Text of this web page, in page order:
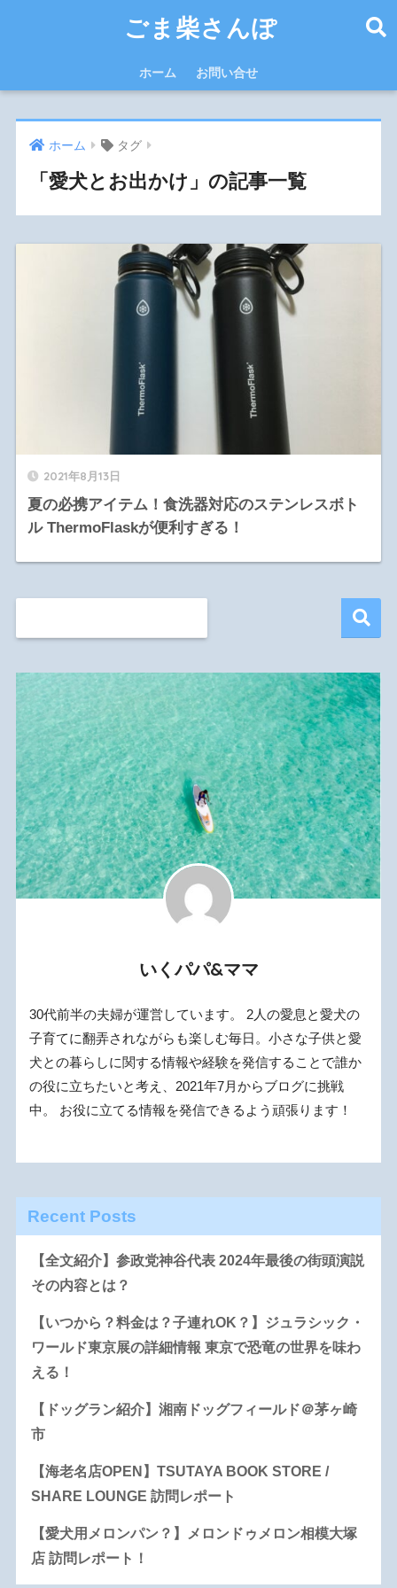
ごま柴さんぽ
ホーム お問い合せ
ホーム タグ
「愛犬とお出かけ」の記事一覧
2021年8月13日
夏の必携アイテム！食洗器対応のステンレスボト
ル ThermoFlaskが便利すぎる！
いくパパ&ママ
30代前半の夫婦が運営しています。 2人の愛息と愛犬の
子育てに翻弄されながらも楽しむ毎日。小さな子供と愛
犬との暮らしに関する情報や経験を発信することで誰か
の役に立ちたいと考え、2021年7月からブログに挑戦
中。 お役に立てる情報を発信できるよう頑張ります！
Recent Posts
【全文紹介】参政党神谷代表 2024年最後の街頭演説
その内容とは？
【いつから？料金は？子連れOK？】ジュラシック・
ワールド東京展の詳細情報 東京で恐竜の世界を味わ
える！
【ドッグラン紹介】湘南ドッグフィールド＠茅ヶ崎
市
【海老名店OPEN】TSUTAYA BOOK STORE /
SHARE LOUNGE 訪問レポート
【愛犬用メロンパン？】メロンドゥメロン相模大塚
店 訪問レポート！